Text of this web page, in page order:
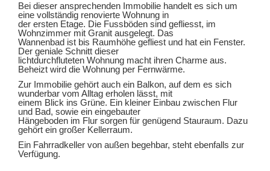
Bei dieser ansprechenden Immobilie handelt es sich um
eine vollständig renovierte Wohnung in
der ersten Etage. Die Fussböden sind gefliesst, im
Wohnzimmer mit Granit ausgelegt. Das
Wannenbad ist bis Raumhöhe gefliest und hat ein Fenster.
Der geniale Schnitt dieser
lichtdurchfluteten Wohnung macht ihren Charme aus.
Beheizt wird die Wohnung per Fernwärme.
Zur Immobilie gehört auch ein Balkon, auf dem es sich
wunderbar vom Alltag erholen lässt, mit
einem Blick ins Grüne. Ein kleiner Einbau zwischen Flur
und Bad, sowie ein eingebauter
Hängeboden im Flur sorgen für genügend Stauraum. Dazu
gehört ein großer Kellerraum.
Ein Fahrradkeller von außen begehbar, steht ebenfalls zur
Verfügung.